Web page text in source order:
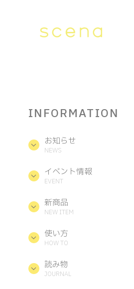
INFORMATION
お知らせ
NEWS
イベント情報
EVENT
新商品
NEW ITEM
使い方
HOW TO
読み物
JOURNAL